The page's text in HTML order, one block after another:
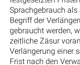
Sprachgebrauch
Begriff der
gebraucht werden,
zeitliche Zäsur
Verlängerung einer
Frist nach den